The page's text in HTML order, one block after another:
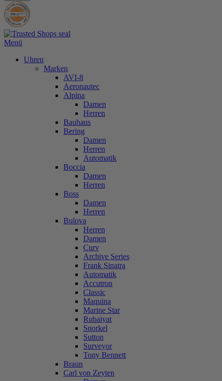
Menü
Uhren
Marken
AVI-8
Aeronautec
Alpina
Damen
Herren
Bauhaus
Bering
Damen
Herren
Automatik
Boccia
Damen
Herren
Boss
Damen
Herren
Bulova
Herren
Damen
Curv
Archive Series
Frank Sinatra
Automatik
Accutron
Classic
Maquina
Marine Star
Rubaiyat
Snorkel
Sutton
Surveyor
Tony Bennett
Braun
Carl von Zeyten